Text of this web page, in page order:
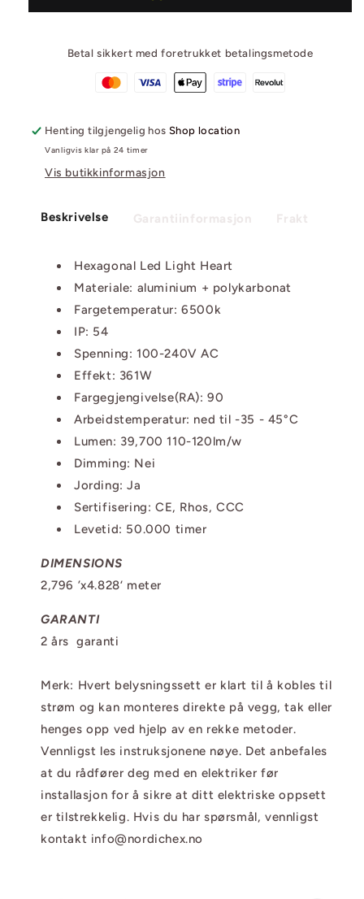
High
Details
4828mm*2796mm
High
Details
Store
4828mm*2796mm
Betal sikkert med foretrukket betalingsmetode
Henting tilgjengelig hos Shop location
Vanligvis klar på 24 timer
Vis butikkinformasjon
Beskrivelse Garantiinformasjon Frakt
Hexagonal Led Light Heart
Materiale: aluminium + polykarbonat
Fargetemperatur: 6500k
IP: 54
Spenning: 100-240V AC
Effekt: 361W
Fargegjengivelse(RA): 90
Arbeidstemperatur: ned til -35 - 45°C
Lumen: 39,700 110-120lm/w
Dimming: Nei
Jording: Ja
Sertifisering: CE, Rhos, CCC
Levetid: 50.000 timer
DIMENSIONS
2,796 ’x4.828‘ meter
GARANTI
2 års garanti
Merk: Hvert belysningssett er klart til å kobles til
strøm og kan monteres direkte på vegg, tak eller
henges opp ved hjelp av en rekke metoder.
Vennligst les instruksjonene nøye. Det anbefales
at du rådfører deg med en elektriker før
installasjon for å sikre at ditt elektriske oppsett
er tilstrekkelig. Hvis du har spørsmål, vennligst
kontakt info@nordichex.no